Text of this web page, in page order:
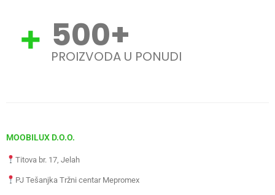
500+
PROIZVODA U PONUDI
MOOBILUX D.O.O.
Titova br. 17, Jelah
PJ Tešanjka Tržni centar Mepromex